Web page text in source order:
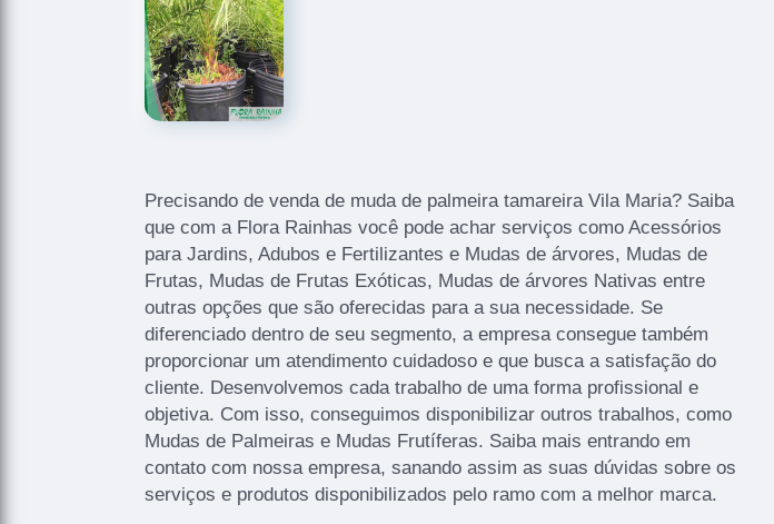
Precisando de venda de muda de palmeira tamareira Vila Maria? Saiba
que com a Flora Rainhas você pode achar serviços como Acessórios
para Jardins, Adubos e Fertilizantes e Mudas de árvores, Mudas de
Frutas, Mudas de Frutas Exóticas, Mudas de árvores Nativas entre
outras opções que são oferecidas para a sua necessidade. Se
diferenciado dentro de seu segmento, a empresa consegue também
proporcionar um atendimento cuidadoso e que busca a satisfação do
cliente. Desenvolvemos cada trabalho de uma forma profissional e
objetiva. Com isso, conseguimos disponibilizar outros trabalhos, como
Mudas de Palmeiras e Mudas Frutíferas. Saiba mais entrando em
contato com nossa empresa, sanando assim as suas dúvidas sobre os
serviços e produtos disponibilizados pelo ramo com a melhor marca.